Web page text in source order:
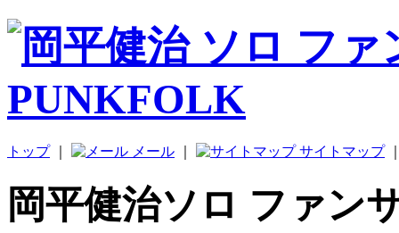
トップ｜ メール サイトマップ
岡平健治ソロ ファン